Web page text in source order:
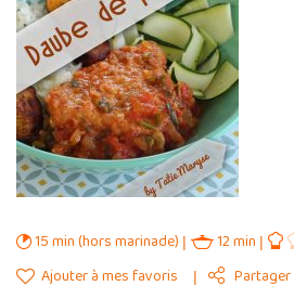
15 min (hors marinade)
12 min
Ajouter à mes favoris
Partager